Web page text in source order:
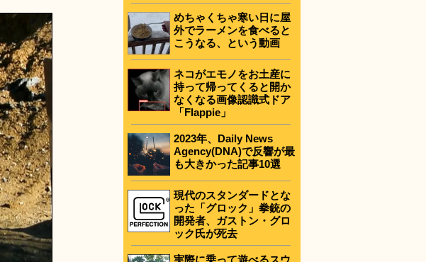
めちゃくちゃ寒い日に屋
外でラーメンを食べると
こうなる、という動画
ネコがエモノをお土産に
持って帰ってくると開か
なくなる画像認識式ドア
「Flappie」
2023年、Daily News
Agency(DNA)で反響が最
も大きかった記事10選
現代のスタンダードとな
った「グロック」拳銃の
開発者、ガストン・グロ
ック氏が死去
実際に乗って遊べるスウ